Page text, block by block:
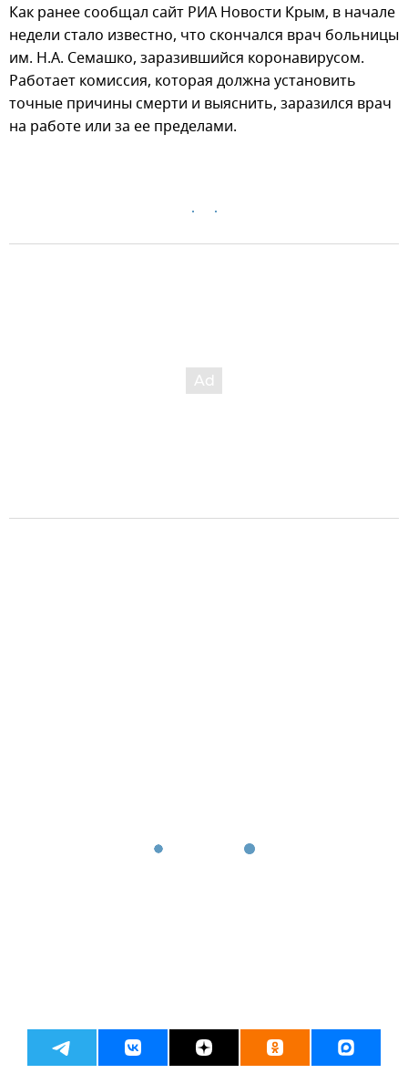
Как ранее сообщал сайт РИА Новости Крым, в начале
недели стало известно, что скончался врач больницы
им. Н.А. Семашко, заразившийся коронавирусом.
Работает комиссия, которая должна установить
точные причины смерти и выяснить, заразился врач
на работе или за ее пределами.